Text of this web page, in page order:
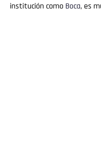
institución como Boca, es